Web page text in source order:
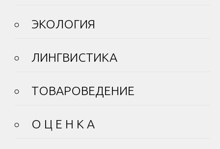
ЭКОЛОГИЯ
ЛИНГВИСТИКА
ТОВАРОВЕДЕНИЕ
О Ц Е Н К А